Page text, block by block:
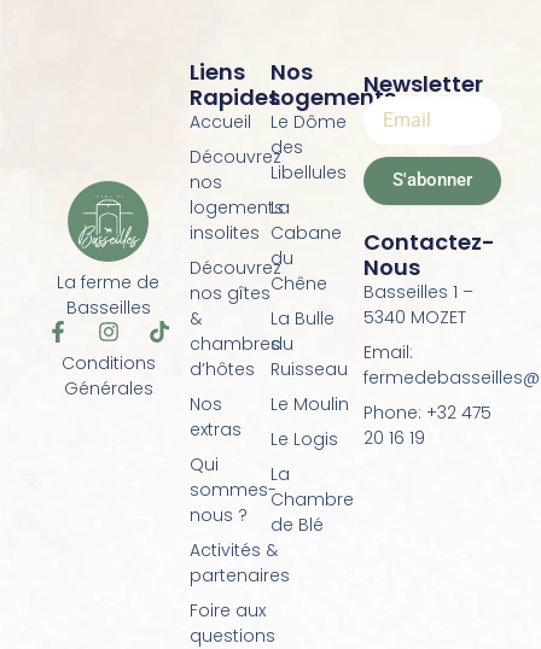
La ferme de
Basseilles
F
a
c
e
I
n
s
t
T
Conditions
Générales
Nos
Logements
Le Dôme
des
Libellules
La
Cabane
du
Chêne
La Bulle
du
Ruisseau
Le Moulin
Le Logis
La
Chambre
de Blé
Liens
Rapides
Accueil
Découvrez
nos
logements
insolites
Découvrez
nos gîtes
&
chambres
d’hôtes
Nos
extras
Qui
sommes-
nous ?
Activités &
partenaires
Foire aux
questions
Newsletter
S'abonner
Contactez-
Nous
Basseilles 1 –
5340 MOZET
Email:
Phone: +32 475
20 16 19